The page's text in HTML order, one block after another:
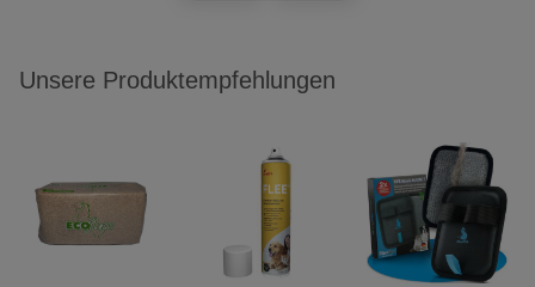
Unsere Produktempfehlungen